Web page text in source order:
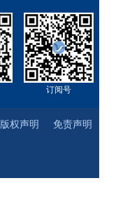
订阅号
免责声明
版权声明